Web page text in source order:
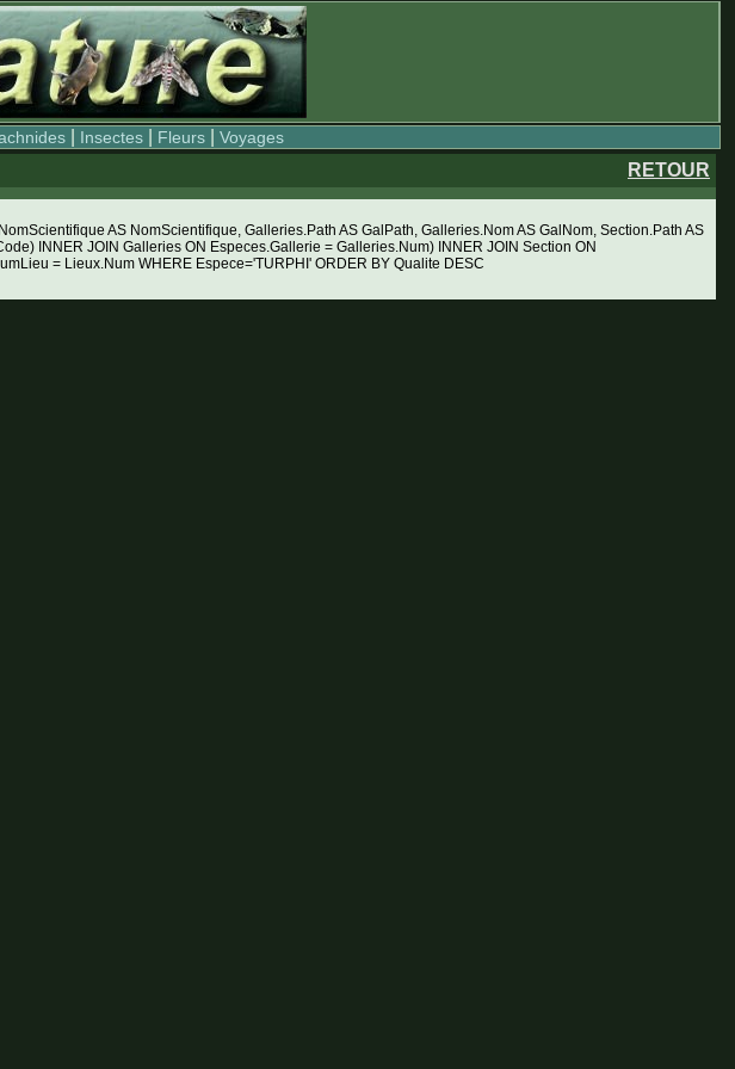
Insectes Fleurs |Voyages
RETOUR
AS NomScientifique, Galleries.Path AS GalPath, Galleries.Nom AS GalNom, Section.Path AS
INNER JOIN Galleries ON Especes.Gallerie = Galleries.Num) INNER JOIN Section ON
= Lieux.Num WHERE Espece='TURPHI' ORDER BY Qualite DESC